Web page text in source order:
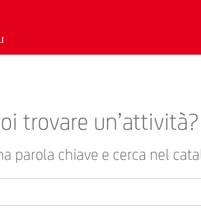
trovare un’attività?
parola chiave e cerca nel